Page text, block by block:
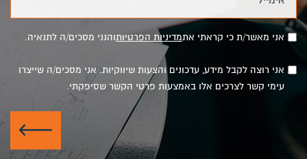
אני מאשר/ת כי קראתי אתמדיניות הפרטיותוהנני מסכים/ה לתנאיה.
אני רוצה לקבל מידע, עדכונים והצעות שיווקיות. אני מסכים/ה שייצרו
עימי קשר לצרכים אלו באמצעות פרטי הקשר שסיפקתי.
שלח